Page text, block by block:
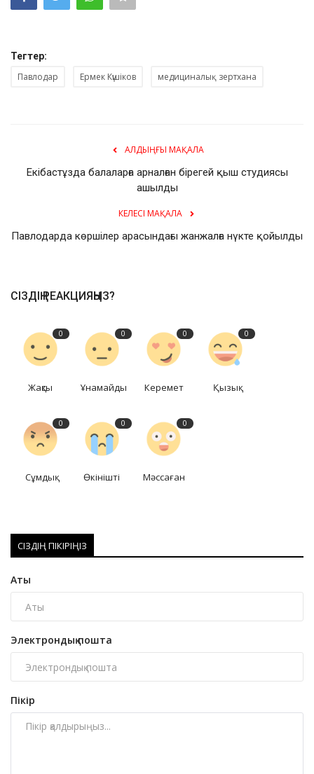
Тегтер:
Павлодар Ермек Күшіков медициналық зертхана
АЛДЫҢҒЫ МАҚАЛА
Екібастұзда балаларға арналған бірегей қыш студиясы
ашылды
КЕЛЕСІ МАҚАЛА
Павлодарда көршілер арасындағы жанжалға нүкте қойылды
СІЗДІҢ РЕАКЦИЯҢЫЗ?
0
Жақсы
0
Ұнамайды
0
Керемет
0
Қызық
0
Сұмдық
0
Өкінішті
0
Мәссаған
СІЗДІҢ ПІКІРІҢІЗ
Аты
Электрондық пошта
Пікір